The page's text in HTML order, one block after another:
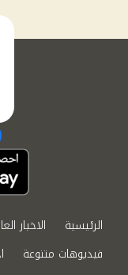
الرئيسية الاخبار
فيديوهات متنوعة